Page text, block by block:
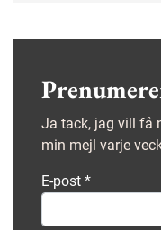
Ja tack, jag vill få
min mejl varje
E-post *